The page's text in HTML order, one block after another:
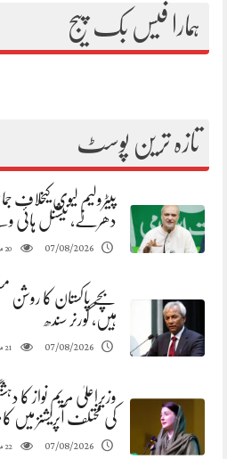
ہمارا فیس بک پیج
تازہ ترین پوسٹ
پیٹرولیم لیوی
دھرنے، نیشنل ہائی
07/08/2026
20
بچے پاکستان کا روشن
ہیں، گورنر سندھ
07/08/2026
21
وزیراعلیٰ مریم نواز کا
کی مختلف آپریشنز میں
07/08/2026
22